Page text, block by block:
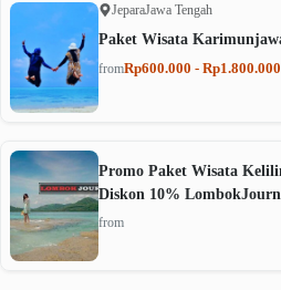
JeparaJawa Tengah
Paket Wisata
fromRp600.000 - Rp1.800.000
Promo Paket Wisata
Diskon 10%
from